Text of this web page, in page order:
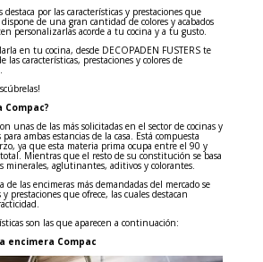
destaca por las características y prestaciones que
de una gran cantidad de colores y acabados
personalizarlas acorde a tu cocina y a tu gusto.
en tu cocina, desde DECOPADEN FUSTERS te
las características, prestaciones y colores de
Compac?
unas de las más solicitadas en el sector de cocinas y
ambas estancias de la casa. Está compuesta
ya que esta materia prima ocupa entre el 90 y
Mientras que el resto de su constitución se basa
minerales, aglutinantes, aditivos y colorantes.
de las encimeras más demandadas del mercado se
y prestaciones que ofrece, las cuales destacan
son las que aparecen a continuación:
encimera Compac